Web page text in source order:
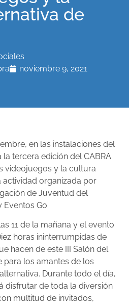
de
noviembre 9, 2021
en las instalaciones del
tercera edición del CABRA
videojuegos y la cultura
actividad organizada por
de Juventud del
Go.
11 de la mañana y el evento
horas ininterrumpidas de
hacen de este III Salón del
para los amantes de los
Durante todo el día,
disfrutar de toda la diversión
multitud de invitados,